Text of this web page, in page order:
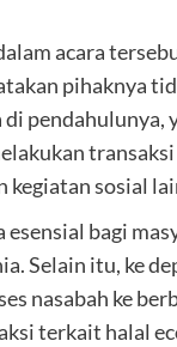
acara
pihaknya
di
kegiatan sosial
bagi
Selain itu, ke
nasabah ke
terkait halal